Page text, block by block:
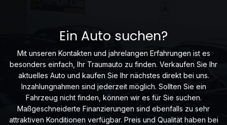
Ein Auto suchen?
Mit unseren Kontakten und jahrelangen Erfahrungen ist es
besonders einfach, Ihr Traumauto zu finden. Verkaufen Sie Ihr
aktuelles Auto und kaufen Sie Ihr nächstes direkt bei uns.
Inzahlungnahmen sind jederzeit möglich. Sollten Sie ein
Fahrzeug nicht finden, können wir es für Sie suchen.
Maßgeschneiderte Finanzierungen sind ebenfalls zu sehr
attraktiven Konditionen verfügbar. Preis und Qualität haben bei